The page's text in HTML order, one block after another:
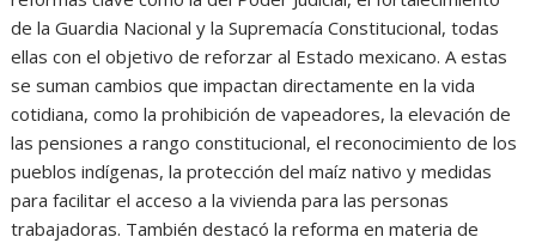
de la Guardia Nacional y la Supremacía Constitucional, todas
ellas con el objetivo de reforzar al Estado mexicano. A estas
se suman cambios que impactan directamente en la vida
cotidiana, como la prohibición de vapeadores, la elevación de
las pensiones a rango constitucional, el reconocimiento de los
pueblos indígenas, la protección del maíz nativo y medidas
para facilitar el acceso a la vivienda para las personas
trabajadoras. También destacó la reforma en materia de